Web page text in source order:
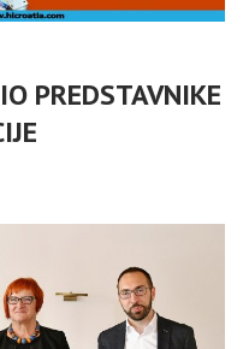
PREDSTAVNIKE